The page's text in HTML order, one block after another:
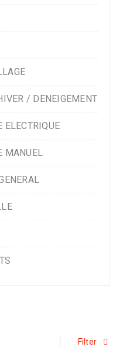
/ DENEIGEMENT
ELECTRIQUE
MANUEL
Filter